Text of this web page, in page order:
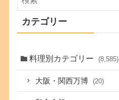
カテゴリー
料理別カテゴリー (8,585)
大阪・関西万博 (20)